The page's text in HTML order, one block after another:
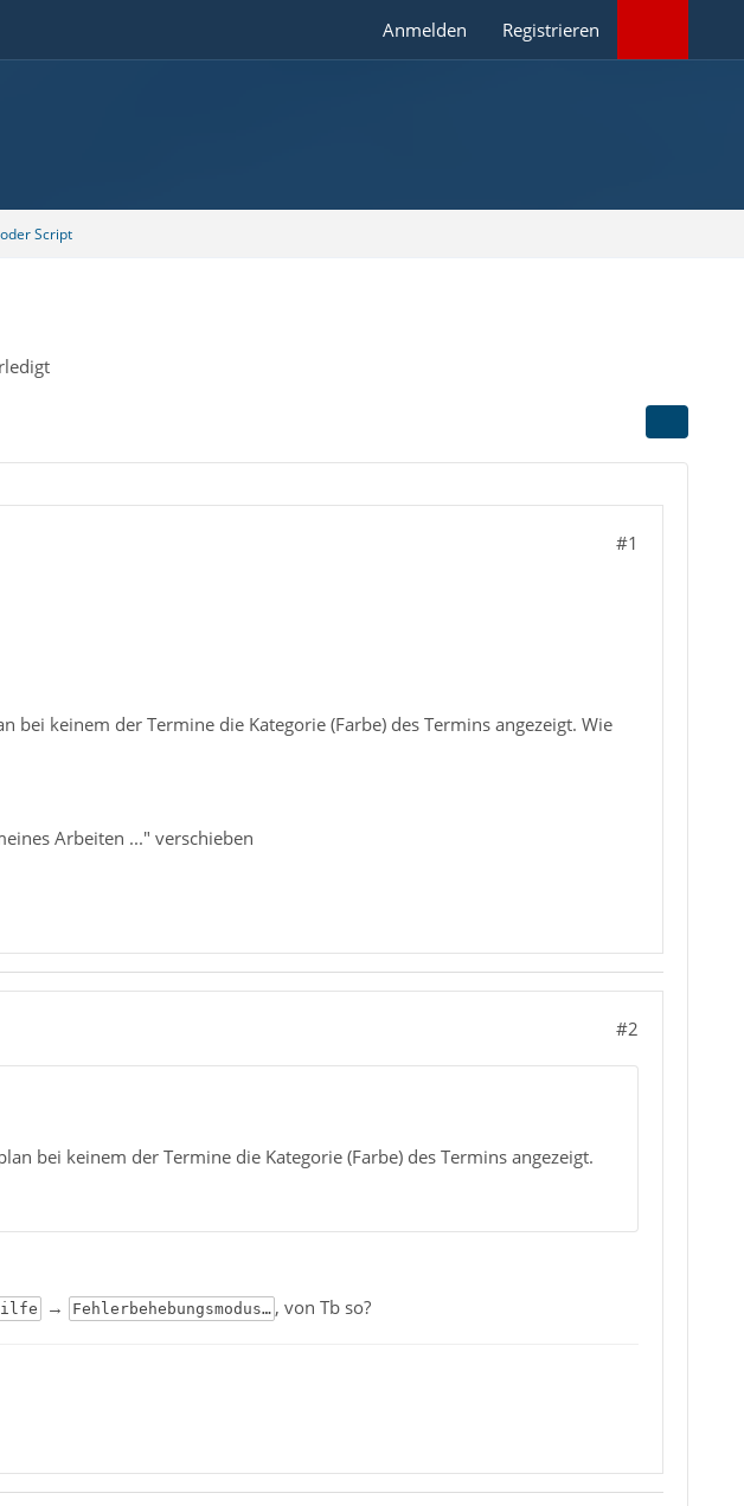
Anmelden Registrieren
Script
#1
keinem der Termine die Kategorie (Farbe) des Termins angezeigt. Wie
Arbeiten ..." verschieben
#2
bei keinem der Termine die Kategorie (Farbe) des Termins angezeigt.
→ Fehlerbehebungsmodus… , von Tb so?